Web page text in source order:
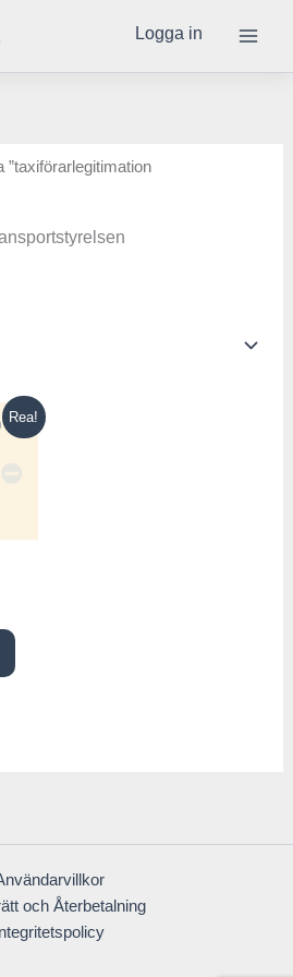
Logga in
Rea!
kr.
och Återbetalning
Integritetspolicy